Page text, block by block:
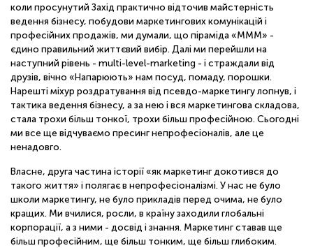
коли просунутий Захід практично відточив майстерність
ведення бізнесу, побудови маркетингових комунікацій і
професійних продажів, ми думали, що піраміда «МММ» -
єдино правильний життєвий вибір. Далі ми перейшли на
наступний рівень - multi-level-marketing - і страждали від
друзів, вічно «Напарюють» нам посуд, помаду, порошки.
Нарешті міхур роздратування від псевдо-маркетингу лопнув, і
тактика ведення бізнесу, а за нею і вся маркетингова складова,
стала трохи більш тонкої, трохи більш професійною. Сьогодні
ми все ще відчуваємо пресинг непрофесіоналів, але це
ненадовго.
Власне, друга частина історії «як маркетинг докотився до
такого життя» і полягає в непрофесіоналізмі. У нас не було
школи маркетингу, не було прикладів перед очима, не було
кращих. Ми вчилися, росли, в країну заходили глобальні
корпорації, а з ними - досвід і знання. Маркетинг ставав ще
більш професійним, ще більш тонким, ще більш глибоким.